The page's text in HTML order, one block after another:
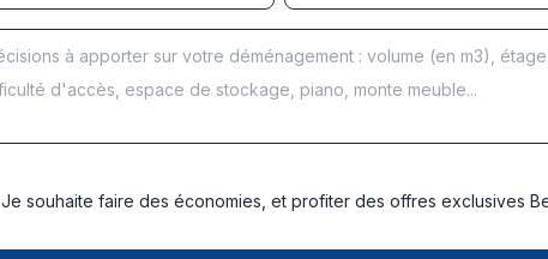
Je souhaite faire des économies, et profiter des offres exclusives